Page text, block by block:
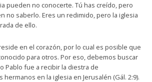
pueden no conocerte. Tú has creído, pero
no saberlo. Eres un redimido, pero la iglesia
de ello.
en el corazón, por lo cual es posible que
para otros. Por eso, debemos buscar
Pablo fue a recibir la diestra de
en la iglesia en Jerusalén (Gál. 2:9).